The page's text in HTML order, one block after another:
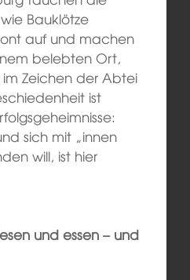
Bauklötze
auf und machen
belebten Ort,
Zeichen der Abtei
ist
sich mit „innen
will, ist hier
und essen – und